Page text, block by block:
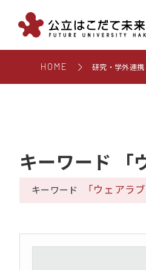
HOME 研究・学外連携
キーワード 「
キーワード 「ウェアラ